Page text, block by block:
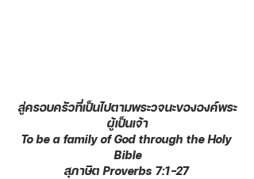
สู่ครอบครัวที่เป็นไปตามพระวจนะขององค์พระ
ผู้เป็นเจ้า
To be a family of God through the Holy
Bible
สุภาษิต Proverbs 7:1-27